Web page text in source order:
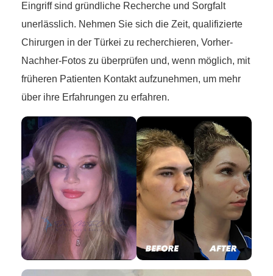
Eingriff sind gründliche Recherche und Sorgfalt
unerlässlich. Nehmen Sie sich die Zeit, qualifizierte
Chirurgen in der Türkei zu recherchieren, Vorher-
Nachher-Fotos zu überprüfen und, wenn möglich, mit
früheren Patienten Kontakt aufzunehmen, um mehr
über ihre Erfahrungen zu erfahren.